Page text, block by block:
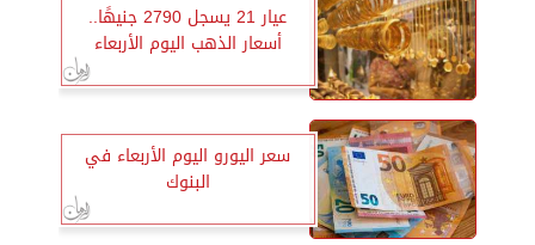
عيار 21 يسجل 2790 جنيهًا..
أسعار الذهب اليوم الأربعاء
سعر اليورو اليوم الأربعاء في
البنوك